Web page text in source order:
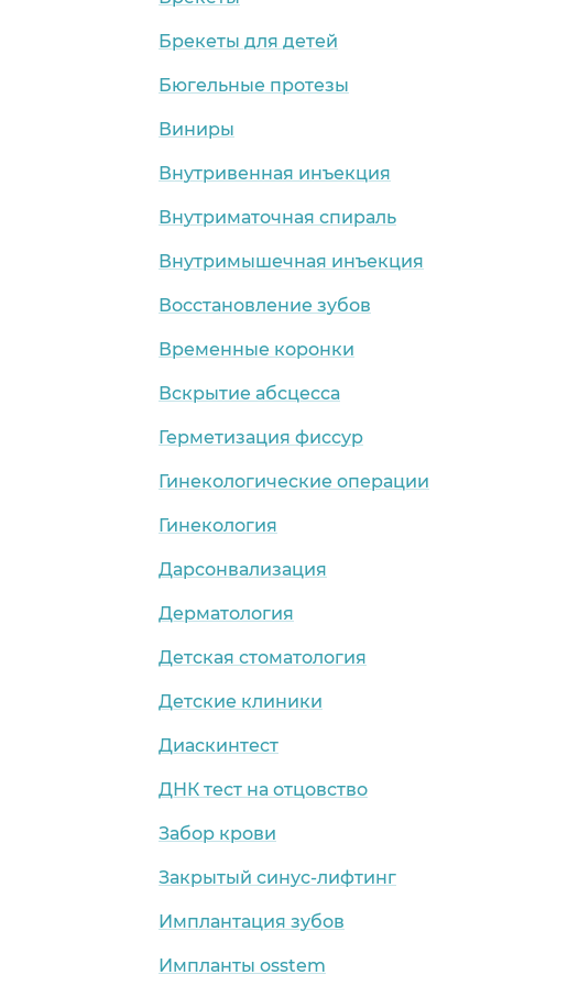
Брекеты для детей
Бюгельные протезы
Виниры
Внутривенная инъекция
Внутриматочная спираль
Внутримышечная инъекция
Восстановление зубов
Временные коронки
Вскрытие абсцесса
Герметизация фиссур
Гинекологические операции
Гинекология
Дарсонвализация
Дерматология
Детская стоматология
Детские клиники
Диаскинтест
ДНК тест на отцовство
Забор крови
Закрытый синус-лифтинг
Имплантация зубов
Импланты osstem